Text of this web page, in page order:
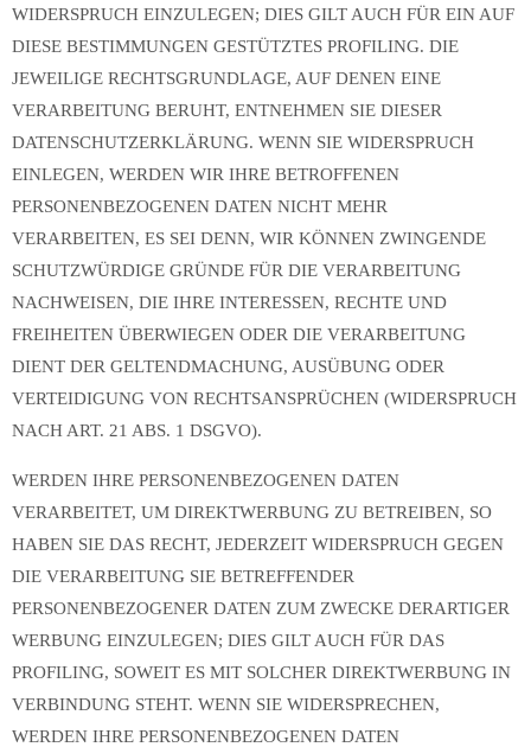
WIDERSPRUCH EINZULEGEN; DIES GILT AUCH FÜR EIN AUF
DIESE BESTIMMUNGEN GESTÜTZTES PROFILING. DIE
JEWEILIGE RECHTSGRUNDLAGE, AUF DENEN EINE
VERARBEITUNG BERUHT, ENTNEHMEN SIE DIESER
DATENSCHUTZERKLÄRUNG. WENN SIE WIDERSPRUCH
EINLEGEN, WERDEN WIR IHRE BETROFFENEN
PERSONENBEZOGENEN DATEN NICHT MEHR
VERARBEITEN, ES SEI DENN, WIR KÖNNEN ZWINGENDE
SCHUTZWÜRDIGE GRÜNDE FÜR DIE VERARBEITUNG
NACHWEISEN, DIE IHRE INTERESSEN, RECHTE UND
FREIHEITEN ÜBERWIEGEN ODER DIE VERARBEITUNG
DIENT DER GELTENDMACHUNG, AUSÜBUNG ODER
VERTEIDIGUNG VON RECHTSANSPRÜCHEN (WIDERSPRUCH
NACH ART. 21 ABS. 1 DSGVO).
WERDEN IHRE PERSONENBEZOGENEN DATEN
VERARBEITET, UM DIREKTWERBUNG ZU BETREIBEN, SO
HABEN SIE DAS RECHT, JEDERZEIT WIDERSPRUCH GEGEN
DIE VERARBEITUNG SIE BETREFFENDER
PERSONENBEZOGENER DATEN ZUM ZWECKE DERARTIGER
WERBUNG EINZULEGEN; DIES GILT AUCH FÜR DAS
PROFILING, SOWEIT ES MIT SOLCHER DIREKTWERBUNG IN
VERBINDUNG STEHT. WENN SIE WIDERSPRECHEN,
WERDEN IHRE PERSONENBEZOGENEN DATEN